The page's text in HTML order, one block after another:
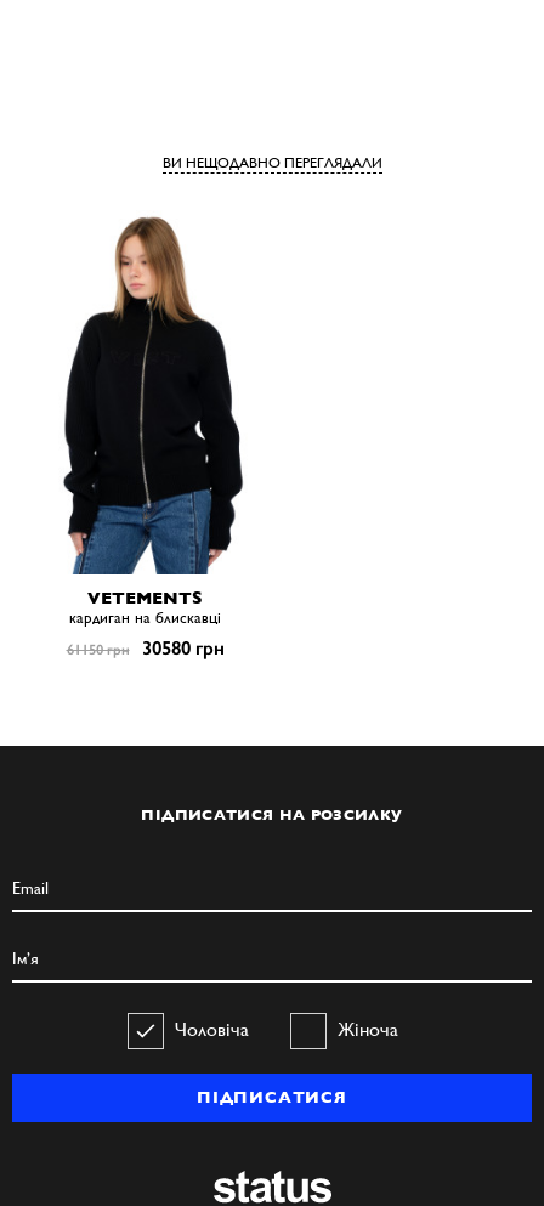
ВИ НЕЩОДАВНО ПЕРЕГЛЯДАЛИ
VETEMENTS
кардиган на блискавці
61150 грн 30580 грн
ПІДПИСАТИСЯ НА РОЗСИЛКУ
Чоловіча Жіноча
ПІДПИСАТИСЯ